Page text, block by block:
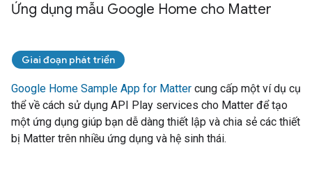
Ứng dụng mẫu Google Home cho Matter
Giai đoạn phát triển
Google Home Sample App for Matter cung cấp một ví dụ cụ
thể về cách sử dụng API Play services cho Matter để tạo
một ứng dụng giúp bạn dễ dàng thiết lập và chia sẻ các thiết
bị Matter trên nhiều ứng dụng và hệ sinh thái.